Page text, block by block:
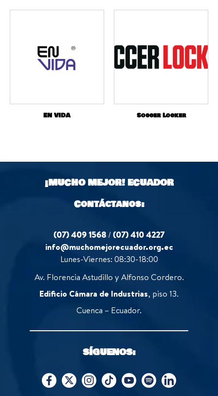
EN VIDA Soccer Locker
¡MUCHO MEJOR!ECUADOR
Contáctanos:
(07) 409 1568 /(07) 410 4227
info@muchomejorecuador.org.ec
Lunes-Viernes: 08:30-18:00
Av. Florencia Astudillo y Alfonso Cordero.
Edificio Cámara de Industrias, piso 13.
Cuenca – Ecuador.
SÍGUENOS: